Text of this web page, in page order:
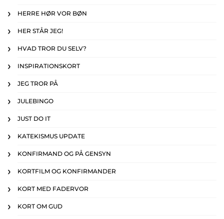
HERRE HØR VOR BØN
HER STÅR JEG!
HVAD TROR DU SELV?
INSPIRATIONSKORT
JEG TROR PÅ
JULEBINGO
JUST DO IT
KATEKISMUS UPDATE
KONFIRMAND OG PÅ GENSYN
KORTFILM OG KONFIRMANDER
KORT MED FADERVOR
KORT OM GUD